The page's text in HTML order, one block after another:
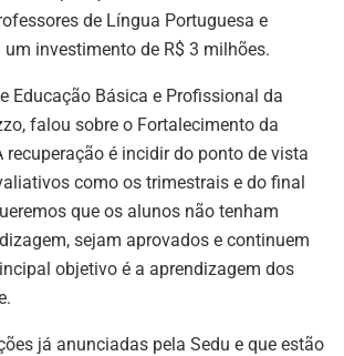
de Língua Portuguesa e
investimento de R$ 3 milhões.
Educação Básica e Profissional da
falou sobre o Fortalecimento da
recuperação é incidir do ponto de vista
como os trimestrais e do final
que os alunos não tenham
sejam aprovados e continuem
objetivo é a aprendizagem dos
já anunciadas pela Sedu e que estão